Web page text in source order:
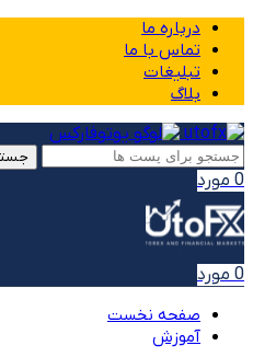
درباره ما
تماس با ما
تبلیغات
بلاگ
0 مورد
0 مورد
صفحه نخست
آموزش